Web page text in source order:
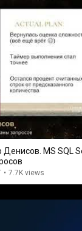
Денисов. MS SQL
• 7.7K views